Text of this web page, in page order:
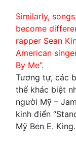
Similarly,
become
rapper Sean
American
By Me”.
Tương tự, các
thể khác biệt
người Mỹ –
kinh điển
Mỹ Ben E. King.